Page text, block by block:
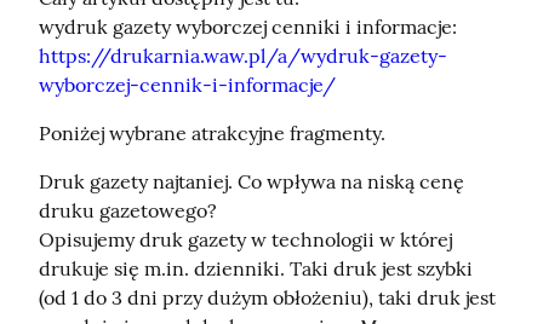
https://drukarnia.waw.pl/a/wydruk-gazety-
wyborczej-cennik-i-informacje/
Poniżej wybrane atrakcyjne fragmenty.
Druk gazety najtaniej. Co wpływa na niską cenę
druku gazetowego?
Opisujemy druk gazety w technologii w której
drukuje się m.in. dzienniki. Taki druk jest szybki
(od 1 do 3 dni przy dużym obłożeniu), taki druk jest